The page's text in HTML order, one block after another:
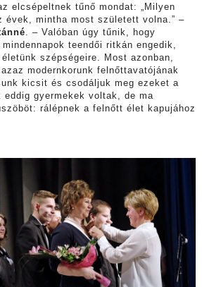
elcsépeltnek tűnő mondat: „Milyen
évek, mintha most született volna.” –
. – Valóban úgy tűnik, hogy
teendői ritkán engedik,
szépségeire. Most azonban,
modernkorunk felnőttavatójának
kicsit és csodáljuk meg ezeket a
gyermekek voltak, de ma
rálépnek a felnőtt élet kapujához